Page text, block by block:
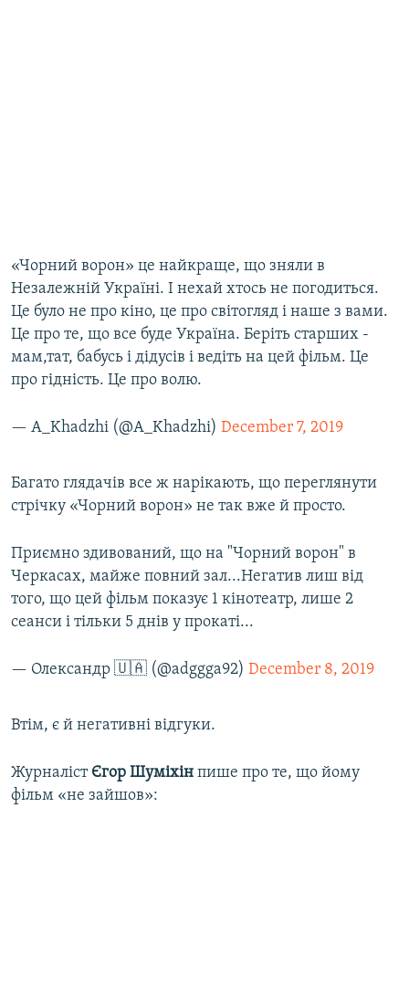
«Чорний ворон» це найкраще, що зняли в
Незалежній Україні. І нехай хтось не погодиться.
Це було не про кіно, це про світогляд і наше з вами.
Це про те, що все буде Україна. Беріть старших -
мам,тат, бабусь і дідусів і ведіть на цей фільм. Це
про гідність. Це про волю.
— A_Khadzhi (@A_Khadzhi) December 7, 2019
Багато глядачів все ж нарікають, що переглянути
стрічку «Чорний ворон» не так вже й просто.
Приємно здивований, що на "Чорний ворон" в
Черкасах, майже повний зал...Негатив лиш від
того, що цей фільм показує 1 кінотеатр, лише 2
сеанси і тільки 5 днів у прокаті...
— Олександр 🇺🇦 (@adggga92) December 8, 2019
Втім, є й негативні відгуки.
Журналіст Єгор Шуміхін пише про те, що йому
фільм «не зайшов»: